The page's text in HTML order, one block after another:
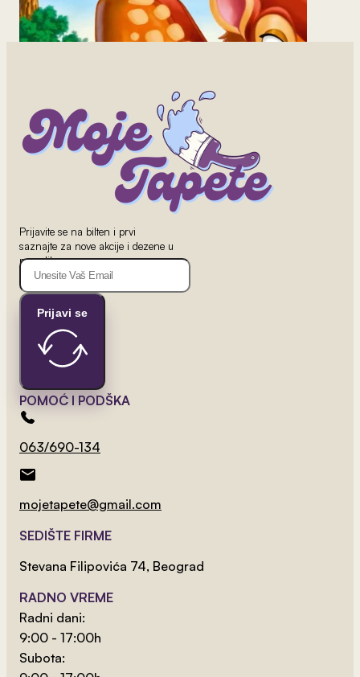
Bambi Tapet 1
Cars Tapet 1
Prijavite se na bilten i prvi
saznajte za nove akcije i dezene u
ponudi!
Prijavi se
POMOĆ I PODŠKA
063/690-134
mojetapete@gmail.com
SEDIŠTE FIRME
Stevana Filipovića 74, Beograd
RADNO VREME
Radni dani:
9:00 - 17:00h
Subota: